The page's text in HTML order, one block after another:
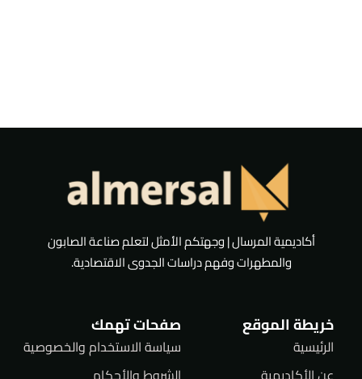
أكاديمية المرسال | وجهتكم الأمثل لتعلم صناعة الصابون
والمطهرات وفهم دراسات الجدوى الاقتصادية.
خريطة الموقع
الرئيسية
صفحات تهمك
سياسة الاستخدام والخصوصية